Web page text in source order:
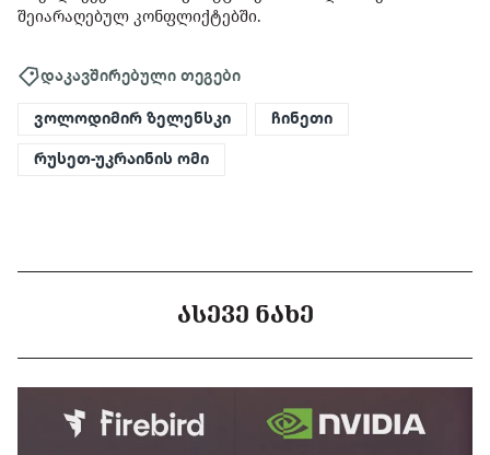
შეიარაღებულ კონფლიქტებში.
დაკავშირებული თეგები
ვოლოდიმირ ზელენსკი ჩინეთი
რუსეთ-უკრაინის ომი
ᲐᲡᲔᲕᲔ ᲜᲐᲮᲔ